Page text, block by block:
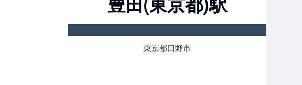
豊田(東京都)駅
東京都日野市